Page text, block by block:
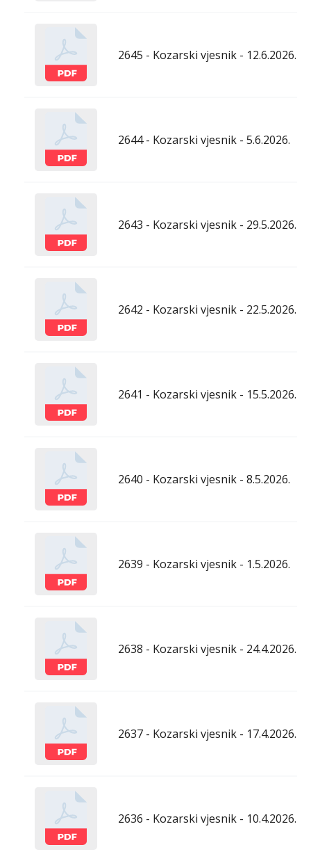
2645 - Kozarski vjesnik - 12.6.2026.
2644 - Kozarski vjesnik - 5.6.2026.
2643 - Kozarski vjesnik - 29.5.2026.
2642 - Kozarski vjesnik - 22.5.2026.
2641 - Kozarski vjesnik - 15.5.2026.
2640 - Kozarski vjesnik - 8.5.2026.
2639 - Kozarski vjesnik - 1.5.2026.
2638 - Kozarski vjesnik - 24.4.2026.
2637 - Kozarski vjesnik - 17.4.2026.
2636 - Kozarski vjesnik - 10.4.2026.